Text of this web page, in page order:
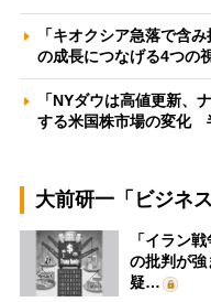
「キオクシア急落で含
の成長につなげる4つ
「NYダウは高値更新、
する米国株市場の変化
大前研一「ビジネ
「イラン
の批判が強
疑…